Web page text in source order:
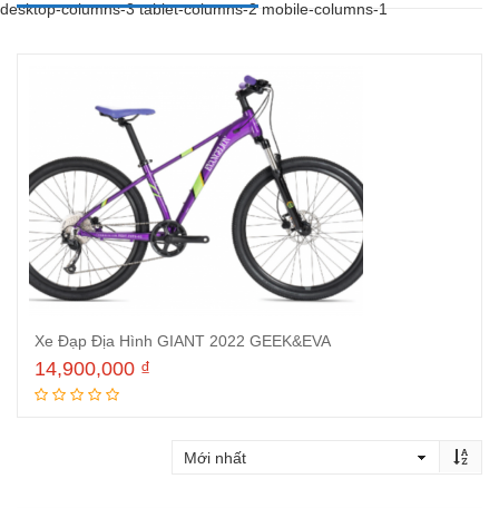
desktop-columns-3 tablet-columns-2 mobile-columns-1
Xe Đạp Địa Hình GIANT 2022 GEEK&EVA
14,900,000 ₫